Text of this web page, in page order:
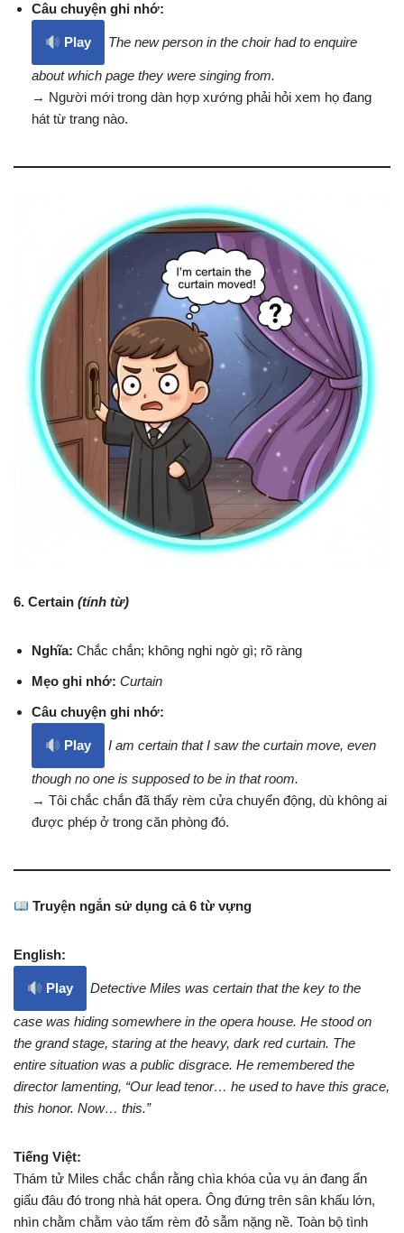
Câu chuyện ghi nhớ:
Play The new person in the choir had to enquire
about which page they were singing from.
→ Người mới trong dàn hợp xướng phải hỏi xem họ đang
hát từ trang nào.
6. Certain (tính từ)
Nghĩa: Chắc chắn; không nghi ngờ gì; rõ ràng
Mẹo ghi nhớ: Curtain
Câu chuyện ghi nhớ:
Play I am certain that I saw the curtain move, even
though no one is supposed to be in that room.
→ Tôi chắc chắn đã thấy rèm cửa chuyển động, dù không ai
được phép ở trong căn phòng đó.
Truyện ngắn sử dụng cả 6 từ vựng
English:
Play Detective Miles was certain that the key to the
case was hiding somewhere in the opera house. He stood on
the grand stage, staring at the heavy, dark red curtain. The
entire situation was a public disgrace. He remembered the
director lamenting, “Our lead tenor… he used to have this grace,
this honor. Now… this.”
Tiếng Việt:
Thám tử Miles chắc chắn rằng chìa khóa của vụ án đang ẩn
giấu đâu đó trong nhà hát opera. Ông đứng trên sân khấu lớn,
nhìn chằm chằm vào tấm rèm đỏ sẫm nặng nề. Toàn bộ tình